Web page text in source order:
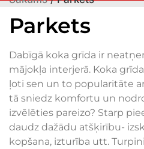
Parkets
Dabīgā koka grīda ir
mājokļa interjerā. Koka
ļoti sen un to popularitāte
tā sniedz komfortu un
izvēlēties pareizo? Starp
daudz dažādu atšķirību-
kopšana, izturība utt.